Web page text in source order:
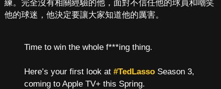
練。完全沒有相關經驗的他，面對不信任他的球員和嘲笑
他的球迷，他決定要讓大家知道他的厲害。
Time to win the whole f***ing thing.
Here’s your first look at #TedLassoSeason 3,
coming to Apple TV+ this Spring.